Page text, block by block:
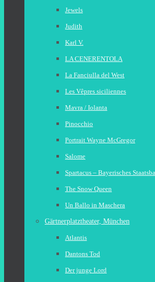
Jewels
Judith
Karl V.
LA CENERENTOLA
La Fanciulla del West
Les Vêpres siciliennes
Mavra / Iolanta
Pinocchio
Portrait Wayne McGregor
Salome
Spartacus – Bayerisches
The Snow Queen
Un Ballo in Maschera
Gärtnerplatztheater, München
Atlantis
Dantons Tod
Der junge Lord